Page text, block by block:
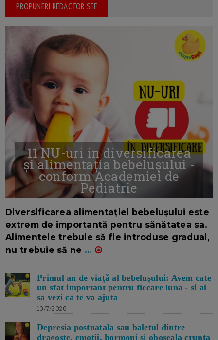
PROPUNERI REDACTOR SEF
11 NU-uri in diversificarea
și alimentația bebelușului -
conform Academiei de
Pediatrie
Diversificarea alimentației bebelușului este
extrem de importantă pentru sănătatea sa.
Alimentele trebuie să fie introduse gradual,
nu trebuie să ne ...
Primul an de viață al bebelușului: Avem cate
un sfat important pentru fiecare luna - si ai
sa vezi ca te va ajuta
10/7/2026
Depresia postnatala sau baletul dintre
dragoste, emotii, hormoni si oboseala crunta